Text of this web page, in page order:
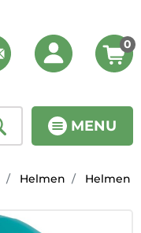
MENU
0
Helmen Helmen